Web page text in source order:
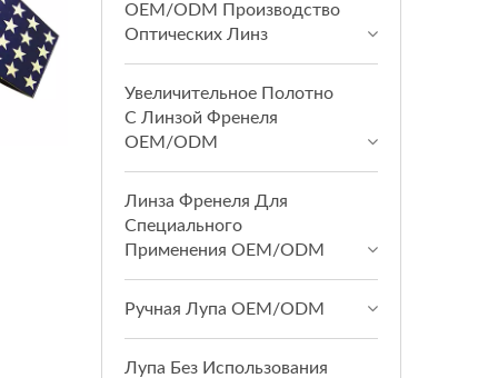
OEM/ODM Производство
Оптических Линз
Увеличительное Полотно
С Линзой Френеля
OEM/ODM
Линза Френеля Для
Специального
Применения OEM/ODM
Ручная Лупа OEM/ODM
Лупа Без Использования